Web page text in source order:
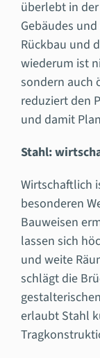
überlebt in
Gebäudes
Rückbau und
wiederum ist
sondern auch
reduziert den
und damit
Stahl:
Wirtschaftlich
besonderen
Bauweisen
lassen sich
und weite
schlägt die
erlaubt Stahl